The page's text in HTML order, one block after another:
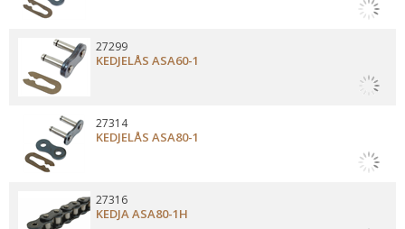
KEDJELÅS ASA60-1
27299
KEDJELÅS ASA80-1
27314
KEDJA ASA80-1H
27316